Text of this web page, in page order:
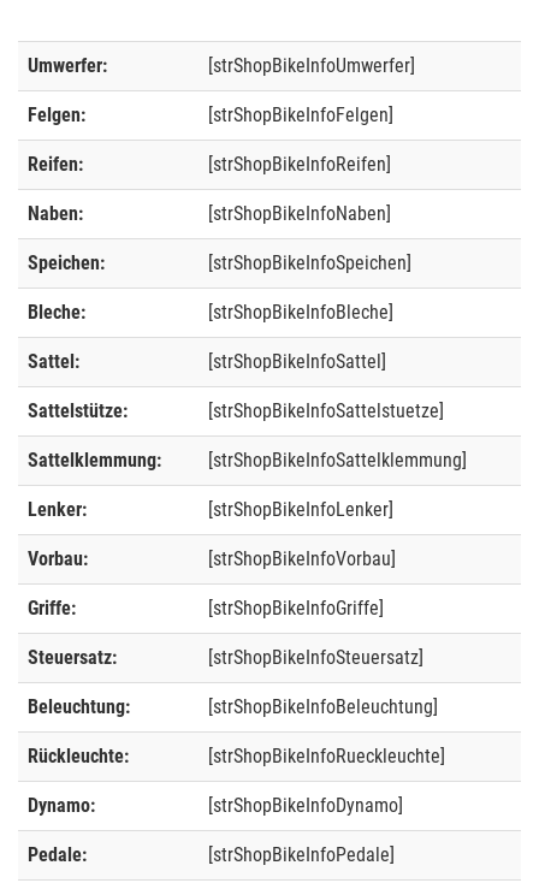
Umwerfer: [strShopBikeInfoUmwerfer]
Felgen: [strShopBikeInfoFelgen]
Reifen: [strShopBikeInfoReifen]
Naben: [strShopBikeInfoNaben]
Speichen: [strShopBikeInfoSpeichen]
Bleche: [strShopBikeInfoBleche]
Sattel: [strShopBikeInfoSattel]
Sattelstütze: [strShopBikeInfoSattelstuetze]
Sattelklemmung: [strShopBikeInfoSattelklemmung]
Lenker: [strShopBikeInfoLenker]
Vorbau: [strShopBikeInfoVorbau]
Griffe: [strShopBikeInfoGriffe]
Steuersatz: [strShopBikeInfoSteuersatz]
Beleuchtung: [strShopBikeInfoBeleuchtung]
Rückleuchte: [strShopBikeInfoRueckleuchte]
Dynamo: [strShopBikeInfoDynamo]
Pedale: [strShopBikeInfoPedale]